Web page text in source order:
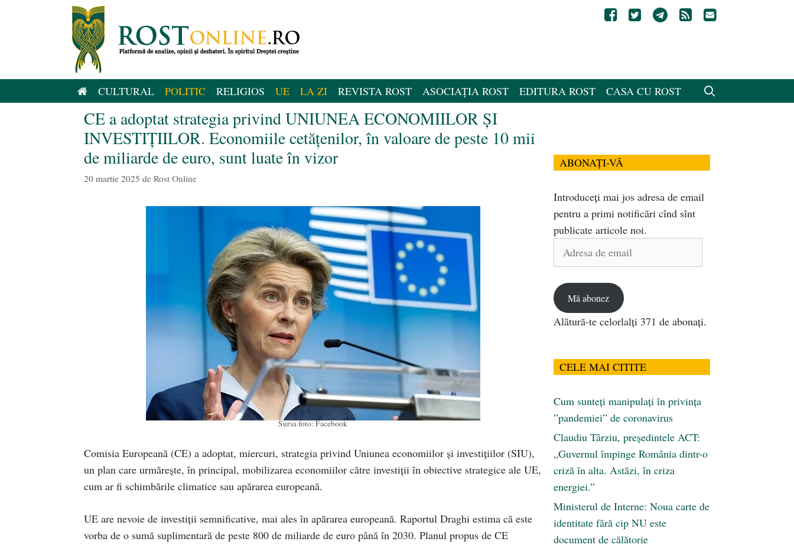
CULTURAL POLITIC RELIGIOS UE LA ZI REVISTA ROST ASOCIAȚIA ROST EDITURA ROST CASA CU ROST
CE a adoptat strategia privind UNIUNEA ECONOMIILOR ȘI
INVESTIȚIILOR. Economiile cetățenilor, în valoare de peste 10 mii
de miliarde de euro, sunt luate în vizor
20 martie 2025 de Rost Online
Sursa foto: Facebook
Comisia Europeană (CE) a adoptat, miercuri, strategia privind Uniunea economiilor și investițiilor (SIU),
un plan care urmărește, în principal, mobilizarea economiilor către investiții în obiective strategice ale UE,
cum ar fi schimbările climatice sau apărarea europeană.
UE are nevoie de investiții semnificative, mai ales în apărarea europeană. Raportul Draghi estima că este
vorba de o sumă suplimentară de peste 800 de miliarde de euro până în 2030. Planul propus de CE
ABONAȚI-VĂ
Introduceți mai jos adresa de email
pentru a primi notificări cînd sînt
publicate articole noi.
Adresa
Mă abonez
Alătură-te celorlalți 371 de abonați.
CELE MAI CITITE
Cum sunteți manipulați în privința
”pandemiei” de coronavirus
Claudiu Târziu, președintele ACT:
„Guvernul împinge România dintr-o
criză în alta. Astăzi, în criza
energiei.”
Ministerul de Interne: Noua carte de
identitate fără cip NU este
document de călătorie